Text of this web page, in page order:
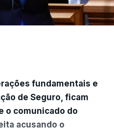
fundamentais e
de Seguro, ficam
o comunicado do
acusando o